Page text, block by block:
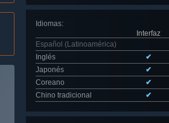
Idiomas:
Interfaz
Español (Latinoamérica)
Inglés
✔
Japonés
✔
Coreano
✔
Chino tradicional
✔